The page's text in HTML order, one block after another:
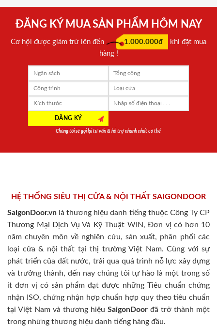
ĐĂNG KÝ MUA SẢN PHẨM HÔM NAY
Cơ hội được giảm trừ lên đến 1.000.000đ
khi đặt mua
hàng !
Chúng tôi sẽ gọi lại tư vấn & hỗ trợ nhanh nhất có thể
HỆ THỐNG SIÊU THỊ CỬA & NỘI THẤT SAIGONDOOR
SaigonDoor.vn là thương hiệu danh tiếng thuộc Công Ty CP
Thương Mại Dịch Vụ Và Kỹ Thuật WIN, Đơn vị có hơn 10
năm chuyên môn về nghiên cứu, sản xuất, phân phối các
loại cửa & nội thất tại thị trường Việt Nam. Cùng với sự
phát triển của đất nước, trải qua quá trình nỗ lực xây dựng
và trưởng thành, đến nay chúng tôi tự hào là một trong số
ít đơn vị có sản phẩm đạt được những Tiêu chuẩn chứng
nhận ISO, chứng nhận hợp chuẩn hợp quy theo tiêu chuẩn
tại Việt Nam và thương hiệu SaigonDoor đã trở thành một
trong những thương hiệu danh tiếng hàng đầu.